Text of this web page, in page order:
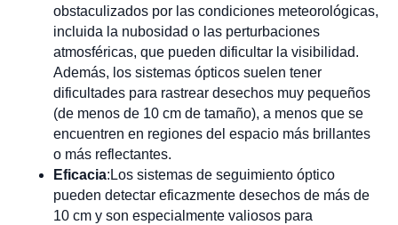
obstaculizados por las condiciones meteorológicas,
incluida la nubosidad o las perturbaciones
atmosféricas, que pueden dificultar la visibilidad.
Además, los sistemas ópticos suelen tener
dificultades para rastrear desechos muy pequeños
(de menos de 10 cm de tamaño), a menos que se
encuentren en regiones del espacio más brillantes
o más reflectantes.
Eficacia:Los sistemas de seguimiento óptico
pueden detectar eficazmente desechos de más de
10 cm y son especialmente valiosos para